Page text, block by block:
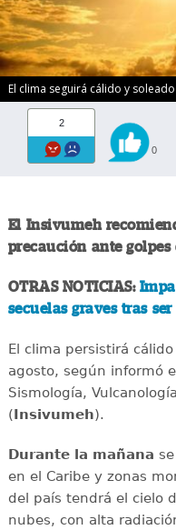
El clima seguirá cálido y
2
0
El Insivumeh
precaución ante
OTRAS NOTICIAS:
secuelas graves tras
El clima persistirá
agosto, según informó
Sismología,
(Insivumeh).
Durante la mañana
en el Caribe y zonas
del país tendrá el cielo
nubes, con alta